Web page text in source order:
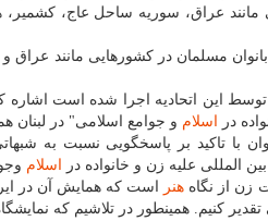
عراق، سوریه ساحل عاج، كشمیر،
مسلمان در كشورهایی مانند عراق
توسط این اتحادیه اجرا شده است
در
اسلام و جوامع اسلامی" در لبنان
با تاكید بر پاسخگویی نسبت به
المللی علیه زن و خانواده در
اسلام
زن از نگاه هنر
است كه همایش آن در
كنیم. همینطور در تلاشیم كه